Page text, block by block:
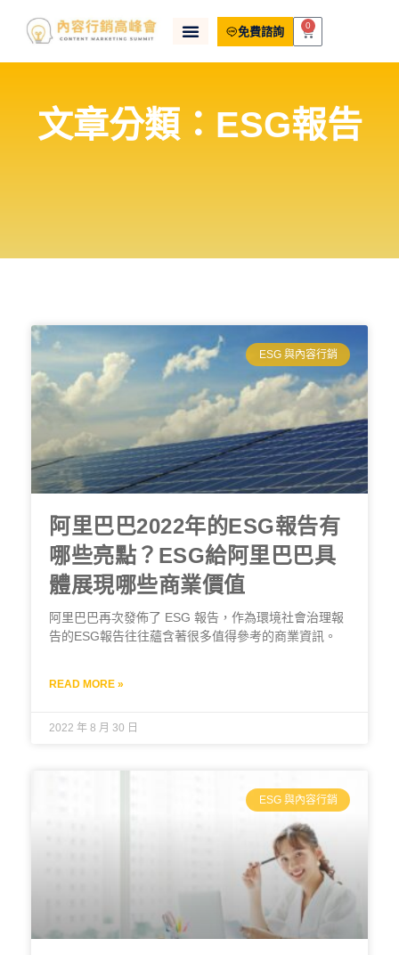
免費諮詢 0
文章分類：ESG報告
ESG 與內容行銷
阿里巴巴2022年的ESG報告有
哪些亮點？ESG給阿里巴巴具
體展現哪些商業價值
阿里巴巴再次發佈了 ESG 報告，作為環境社會治理報
告的ESG報告往往蘊含著很多值得參考的商業資訊。
READ MORE »
2022 年 8 月 30 日
ESG 與內容行銷